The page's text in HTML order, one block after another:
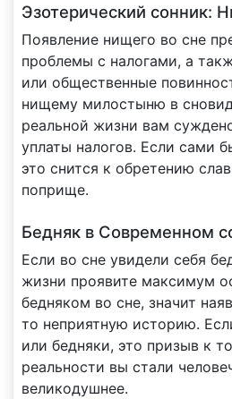
Эзотерический сонник:
Появление нищего во сне
проблемы с налогами, а
или общественные
нищему милостыню в
реальной жизни вам
уплаты налогов. Если сами
это снится к обретению
поприще.
Бедняк в Современном
Если во сне увидели себя
жизни проявите максимум
бедняком во сне, значит
то неприятную историю.
или бедняки, это призыв к
реальности вы стали
великодушнее.